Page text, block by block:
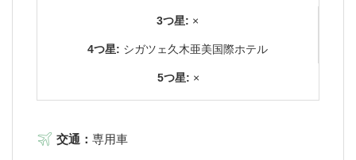
3つ星: ×
4つ星: シガツェ久木亜美国際ホテル
5つ星: ×
交通： 専用車